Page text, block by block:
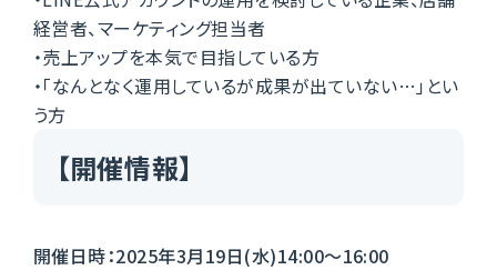
経営者、マーケティング担当者
・売上アップを本気で目指している方
・「なんとなく運用しているが成果が出ていない…」とい
う方
【開催情報】
開催日時：2025年3月19日(水)14:00～16:00